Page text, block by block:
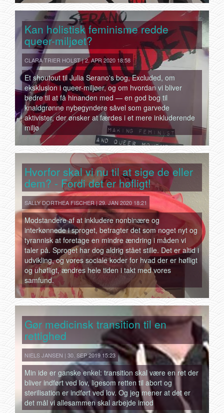
Kan holistisk feminisme redde
queer-miljøet?
CLARA TRIER HOLST | 2. APR 2020 18:58
Et shoutout til Julia Serano's bog, Excluded, om
eksklusion i queer-miljøer, og om hvordan vi bliver
bedre til at få hinanden med — en god bog til
knaldgrønne nybegyndere såvel som garvede
aktivister, der ønsker at færdes i et mere inkluderende
miljø
Hvorfor skal vi nu til at sige de eller
dem? - Fordi det er høfligt!
SALLY DORTHEA FISCHER | 29. JAN 2020 18:21
Modstandere af at inkludere nonbinære og
interkønnede i sproget, betragter det som noget nyt og
tyrannisk at foretage en mindre ændring i måden vi
taler på. Sproget har dog aldrig stået stille. Det er altid i
udvikling, og vores sociale koder for hvad der er høfligt
og uhøfligt, ændres hele tiden i takt med vores
samfund.
Gør medicinsk transition til en
rettighed
NIELS JANSEN | 30. SEP 2019 15:23
Min ide er ganske enkel: transition skal være en ret der
bliver indført ved lov, ligesom retten til abort og
sterilisation er indført ved lov. Og jeg mener at det er
det mål vi allesammen skal arbejde imod